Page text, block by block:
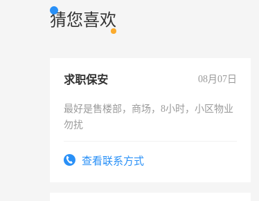
猜您喜欢
求职保安 08月07日
最好是售楼部，商场，8小时，小区物业
勿扰
查看联系方式